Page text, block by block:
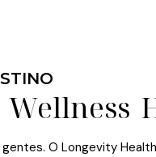
O Longevity